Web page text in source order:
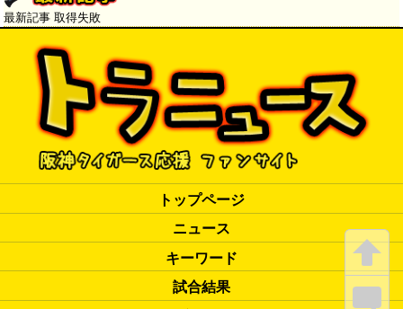
最新記事 取得失敗
トップページ
ニュース
キーワード
試合結果